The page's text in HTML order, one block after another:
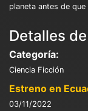
planeta antes de
Detalles
Categoría:
Ciencia Ficción
Estreno en
03/11/2022